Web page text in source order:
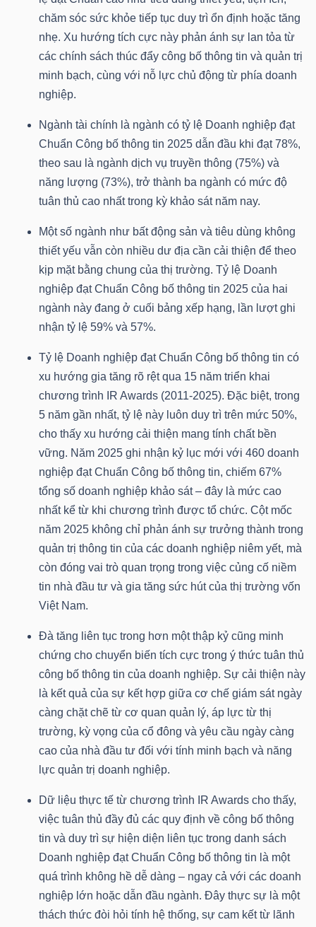
chăm sóc sức khỏe tiếp tục duy trì ổn định hoặc tăng
nhẹ. Xu hướng tích cực này phản ánh sự lan tỏa từ
các chính sách thúc đẩy công bố thông tin và quản trị
minh bạch, cùng với nỗ lực chủ động từ phía doanh
nghiệp.
Ngành tài chính là ngành có tỷ lệ Doanh nghiệp đạt
Chuẩn Công bố thông tin 2025 dẫn đầu khi đạt 78%,
theo sau là ngành dịch vụ truyền thông (75%) và
năng lượng (73%), trở thành ba ngành có mức độ
tuân thủ cao nhất trong kỳ khảo sát năm nay.
Một số ngành như bất động sản và tiêu dùng không
thiết yếu vẫn còn nhiều dư địa cần cải thiện để theo
kịp mặt bằng chung của thị trường. Tỷ lệ Doanh
nghiệp đạt Chuẩn Công bố thông tin 2025 của hai
ngành này đang ở cuối bảng xếp hạng, lần lượt ghi
nhận tỷ lệ 59% và 57%.
Tỷ lệ Doanh nghiệp đạt Chuẩn Công bố thông tin có
xu hướng gia tăng rõ rệt qua 15 năm triển khai
chương trình IR Awards (2011-2025). Đặc biệt, trong
5 năm gần nhất, tỷ lệ này luôn duy trì trên mức 50%,
cho thấy xu hướng cải thiện mang tính chất bền
vững. Năm 2025 ghi nhận kỷ lục mới với 460 doanh
nghiệp đạt Chuẩn Công bố thông tin, chiếm 67%
tổng số doanh nghiệp khảo sát – đây là mức cao
nhất kể từ khi chương trình được tổ chức. Cột mốc
năm 2025 không chỉ phản ánh sự trưởng thành trong
quản trị thông tin của các doanh nghiệp niêm yết, mà
còn đóng vai trò quan trọng trong việc củng cố niềm
tin nhà đầu tư và gia tăng sức hút của thị trường vốn
Việt Nam.
Đà tăng liên tục trong hơn một thập kỷ cũng minh
chứng cho chuyển biến tích cực trong ý thức tuân thủ
công bố thông tin của doanh nghiệp. Sự cải thiện này
là kết quả của sự kết hợp giữa cơ chế giám sát ngày
càng chặt chẽ từ cơ quan quản lý, áp lực từ thị
trường, kỳ vọng của cổ đông và yêu cầu ngày càng
cao của nhà đầu tư đối với tính minh bạch và năng
lực quản trị doanh nghiệp.
Dữ liệu thực tế từ chương trình IR Awards cho thấy,
việc tuân thủ đầy đủ các quy định về công bố thông
tin và duy trì sự hiện diện liên tục trong danh sách
Doanh nghiệp đạt Chuẩn Công bố thông tin là một
quá trình không hề dễ dàng – ngay cả với các doanh
nghiệp lớn hoặc dẫn đầu ngành. Đây thực sự là một
thách thức đòi hỏi tính hệ thống, sự cam kết từ lãnh
TIỆN
ÍCH
BẤT
ĐỘNG
SẢN
Mã
chứng
khoán
Tất cả Cổ phiếu Chứng chỉ quỹ Chứng
Lãnh
đạo
Tất cả Người nội bộ Người liên quan Cổ đông lớn
viết
Báo
cáo
phân
tích
Thuật
ngữ
Dịch